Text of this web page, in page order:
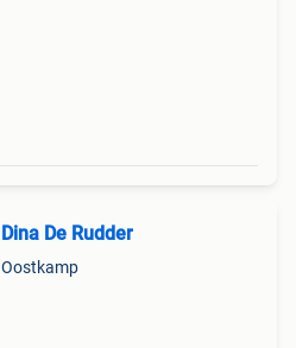
Dina De Rudder
Oostkamp